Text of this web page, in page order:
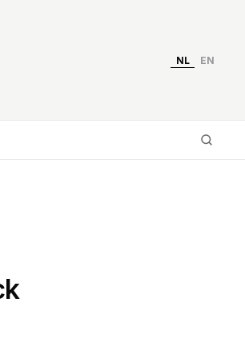
NL EN